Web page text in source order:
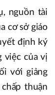
nguồn tài
cơ sở giáo
định ký
việc của vị
với giảng
thuận